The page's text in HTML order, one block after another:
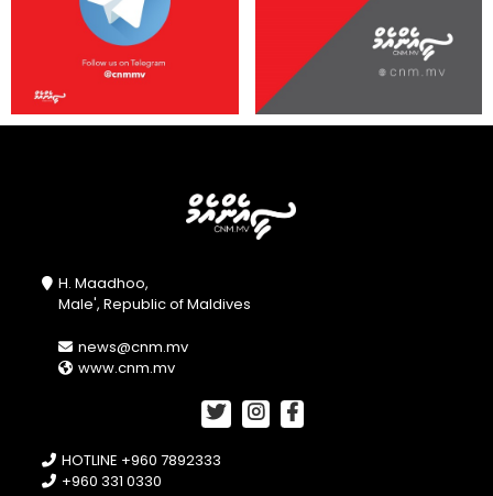
H. Maadhoo,
Male', Republic of Maldives
news@cnm.mv
www.cnm.mv
HOTLINE +960 7892333
+960 331 0330